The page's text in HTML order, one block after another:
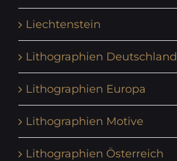
Liechtenstein
Lithographien Deutschland
Lithographien Europa
Lithographien Motive
Lithographien Österreich